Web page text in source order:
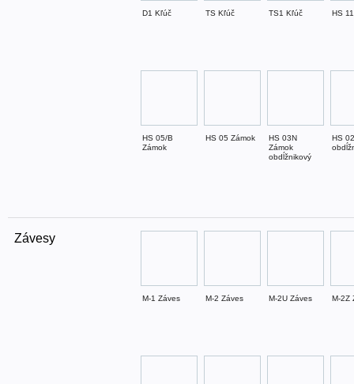
D1 Kľúč TS Kľúč TS1 Kľúč HS
HS 05/B
Zámok
HS 05 Zámok
HS 03N
Zámok
obdĺžnikový
HS
Závesy
M-1 Záves M-2 Záves M-2U Záves M-2Z